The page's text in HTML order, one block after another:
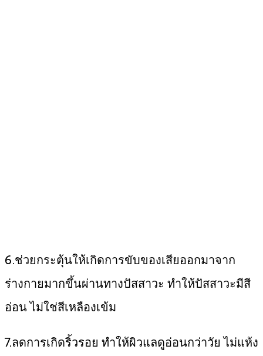
6.ช่วยกระตุ้นให้เกิดการขับของเสียออกมาจาก
ร่างกายมากขึ้นผ่านทางปัสสาวะ ทำให้ปัสสาวะมีสี
อ่อน ไม่ใช่สีเหลืองเข้ม
7.ลดการเกิดริ้วรอย ทำให้ผิวแลดูอ่อนกว่าวัย ไม่แห้ง